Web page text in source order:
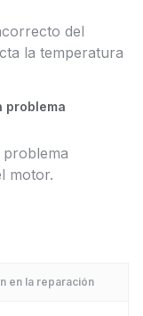
del
la temperatura
problema
motor.
en la reparación